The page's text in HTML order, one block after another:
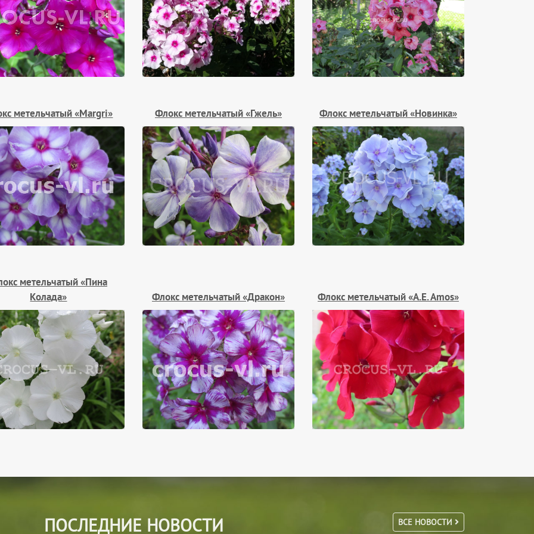
метельчатый «Margri» Флокс метельчатый «Гжель» Флокс метельчатый «Новинка»
метельчатый «Пина
Колада»
Флокс метельчатый «Дракон» Флокс метельчатый «A.E. Amos»
ПОСЛЕДНИЕ НОВОСТИ ВСЕ НОВОСТИ